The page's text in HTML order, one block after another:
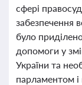
сфері
забезпечення
було
допомоги у
України та
парламентом